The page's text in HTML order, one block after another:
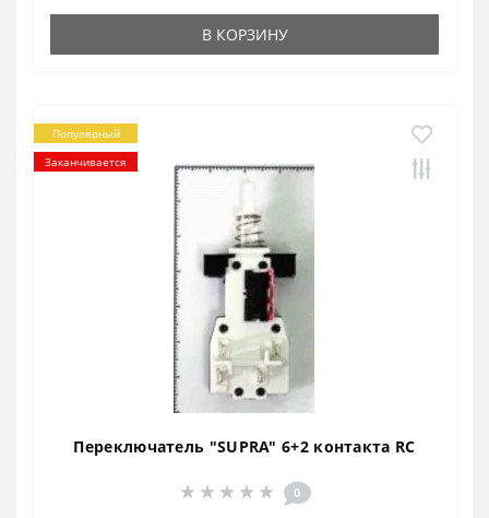
В КОРЗИНУ
Популярный
Заканчивается
Переключатель "SUPRA" 6+2 контакта RC
0